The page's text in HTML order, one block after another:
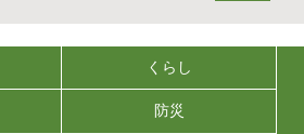
くらし
防災